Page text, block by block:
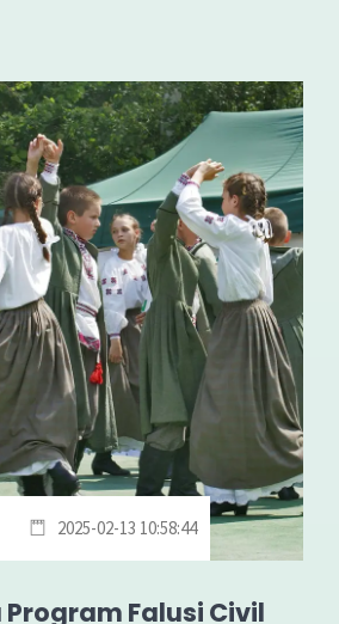
2025-02-13 10:58:44
Falusi Civil